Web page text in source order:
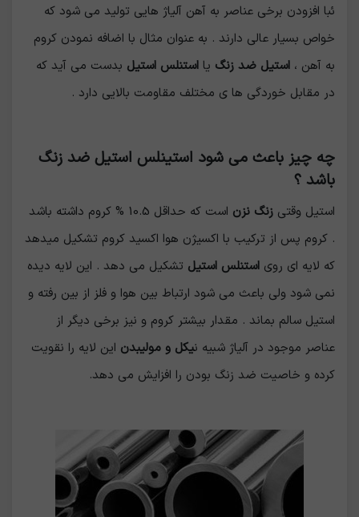
ئبا افزودن برخی عناصر به آهن آلیاژ هایی تولید می شود که
خواص بسیار عالی دارند . به عنوان مثال با اضافه نمودن کروم
به آهن ، استیل ضد زنگ یا استنلس استیل بدست می آید که
در مقابل خوردگی ها ی مختلف مقاومت بالایی دارد .
چه چیز باعث می شود استینلس استیل ضد زنگ
باشد ؟
استیل وقتی زنگ نزن
است که حداقل 10.5 % کروم داشته باشد
. کروم پس از ترکیب با اکسیژن هوا اکسید کروم تشکیل میدهد
که لایه ای روی استنلس استیل تشکیل می دهد . این لایه دیده
نمی شود ولی باعث می شود ارتباط بین هوا و فلز از بین رفته و
استیل سالم بماند . مقدار بیشتر کروم و نیز برخی دیگر از
عناصر موجود در آلیاژ شبیه نیکل و مولیبدن این لایه را نقویت
کرده و خاصیت ضد زنگ بودن را افزایش می دهد.